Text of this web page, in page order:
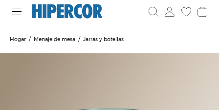
Hogar Menaje de mesa Jarras y botellas